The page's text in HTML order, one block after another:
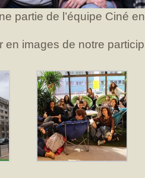
partie de l’équipe Ciné
en images de notre